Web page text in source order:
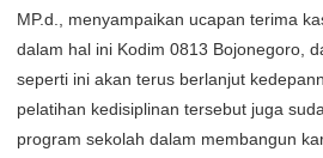
MP.d., menyampaikan ucapan terima
dalam hal ini Kodim 0813 Bojonegoro,
seperti ini akan terus berlanjut
pelatihan kedisiplinan tersebut juga
program sekolah dalam membangun